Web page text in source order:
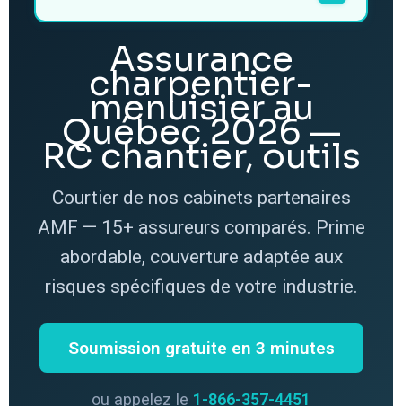
Assurance
charpentier-
menuisier au
Québec 2026 —
RC chantier, outils
Courtier de nos cabinets partenaires
AMF — 15+ assureurs comparés. Prime
abordable, couverture adaptée aux
risques spécifiques de votre industrie.
Soumission gratuite en 3 minutes
ou appelez le 1-866-357-4451